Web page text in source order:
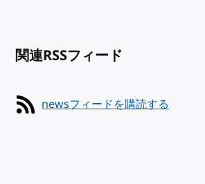
関連RSSフィード
newsフィードを購読する